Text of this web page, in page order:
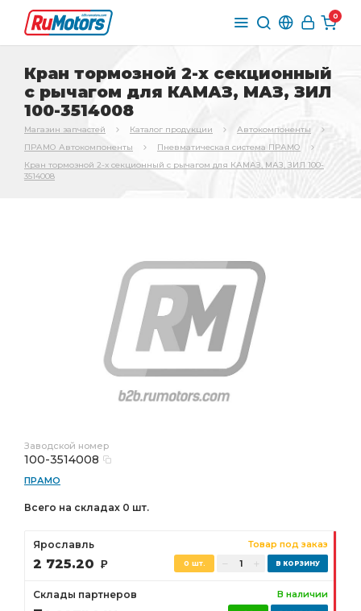
0
Кран тормозной 2-х секционный
с рычагом для КАМАЗ, МАЗ, ЗИЛ
100-3514008
Магазин запчастей Каталог продукции
Автокомпоненты
ПРАМО Автокомпоненты
Пневматическая система ПРАМО
Кран тормозной 2-х секционный с рычагом для КАМАЗ, МАЗ, ЗИЛ 100-
3514008
Заводской номер
100-3514008
ПРАМО
Всего на складах 0 шт.
Ярославль Товар под заказ
2 725.20 Р 0 шт.
Склады партнеров В наличии